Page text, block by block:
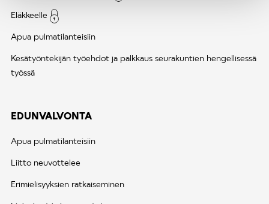
Eläkkeelle
Apua pulmatilanteisiin
Kesätyöntekijän työehdot ja palkkaus seurakuntien hengellisessä
työssä
EDUNVALVONTA
Apua pulmatilanteisiin
Liitto neuvottelee
Erimielisyyksien ratkaiseminen